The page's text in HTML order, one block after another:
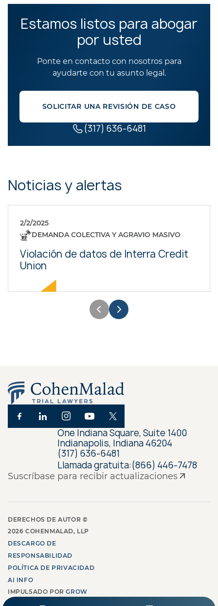
Estamos listos para abogar
por usted
Ponte en contacto con nosotros para
ayudarte con tu asunto legal.
SOLICITAR UNA REVISIÓN DE CASO
(317) 636-6481
Noticias y alertas
2/2/2025
DEMANDA COLECTIVA Y AGRAVIO MASIVO
Violación de datos de Interra Credit
Union
Suscríbase para recibir actualizaciones
One Indiana Square, Suite 1400
Indianapolis, Indiana 46204
(317) 636-6481
Llamada gratuita:(866) 446-7478
DERECHOS DE AUTOR ©
2026 COHENMALAD, LLP
DESCARGO DE
RESPONSABILIDAD
POLÍTICA DE PRIVACIDAD
AI INFO
IMPULSADO PORGROW